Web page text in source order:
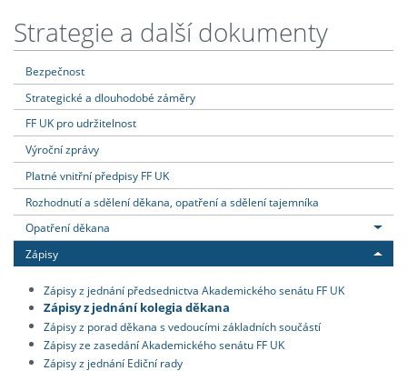
Strategie a další dokumenty
Bezpečnost
Strategické a dlouhodobé záměry
FF UK pro udržitelnost
Výroční zprávy
Platné vnitřní předpisy FF UK
Rozhodnutí a sdělení děkana, opatření a sdělení tajemníka
Opatření děkana
Zápisy
Zápisy z jednání předsednictva Akademického senátu FF UK
Zápisy z jednání kolegia děkana
Zápisy z porad děkana s vedoucími základních součástí
Zápisy ze zasedání Akademického senátu FF UK
Zápisy z jednání Ediční rady